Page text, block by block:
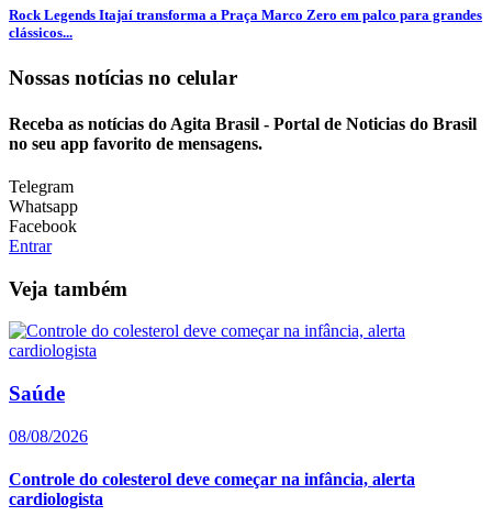
Rock Legends Itajaí transforma a Praça Marco Zero em palco para grandes
clássicos...
Nossas notícias no celular
Receba as notícias do Agita Brasil - Portal de Noticias do Brasil
no seu app favorito de mensagens.
Telegram
Whatsapp
Facebook
Entrar
Veja também
Saúde
08/08/2026
Controle do colesterol deve começar na infância, alerta
cardiologista